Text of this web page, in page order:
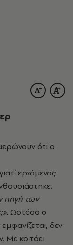
ότι ο
ερχόμενος
πηγή των
Ωστόσο ο
δεν
Με κοιτάει